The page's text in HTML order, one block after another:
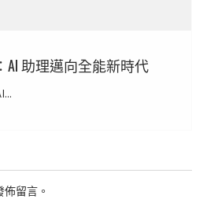
AI 助理邁向全能新時代
留言。